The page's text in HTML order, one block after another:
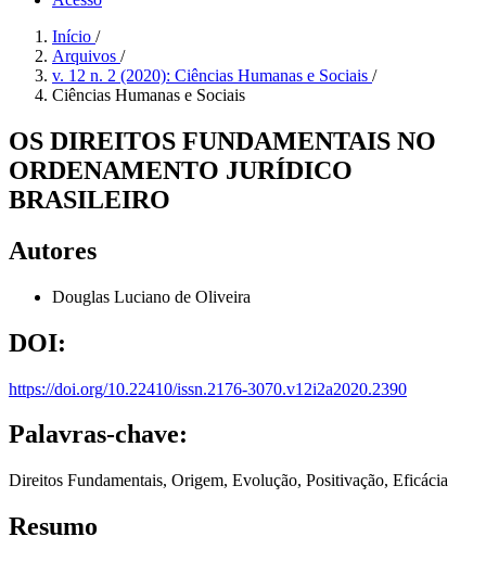
Início /
Arquivos /
v. 12 n. 2 (2020): Ciências Humanas e Sociais /
Ciências Humanas e Sociais
OS DIREITOS FUNDAMENTAIS NO
ORDENAMENTO JURÍDICO
BRASILEIRO
Autores
Douglas Luciano de Oliveira
DOI:
https://doi.org/10.22410/issn.2176-3070.v12i2a2020.2390
Palavras-chave:
Direitos Fundamentais, Origem, Evolução, Positivação, Eficácia
Resumo